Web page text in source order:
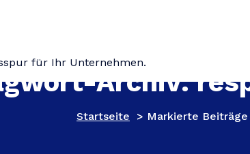
für Ihr Unternehmen.
Archiv:
Startseite > Markierte